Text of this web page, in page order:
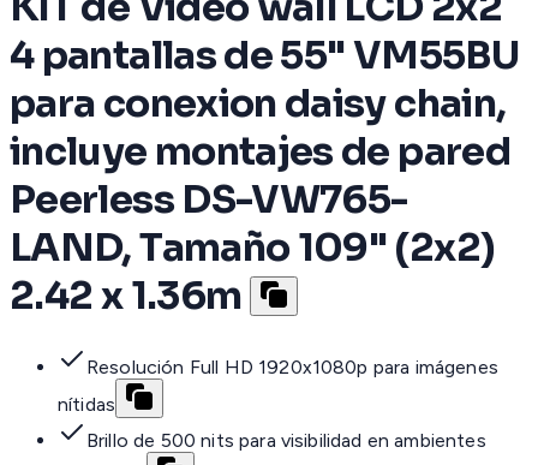
4 pantallas de 55" VM55BU
para conexion daisy chain,
incluye montajes de pared
Peerless DS-VW765-
LAND, Tamaño 109" (2x2)
2.42 x 1.36m
Resolución Full HD 1920x1080p para imágenes
nítidas
Brillo de 500 nits para visibilidad en ambientes